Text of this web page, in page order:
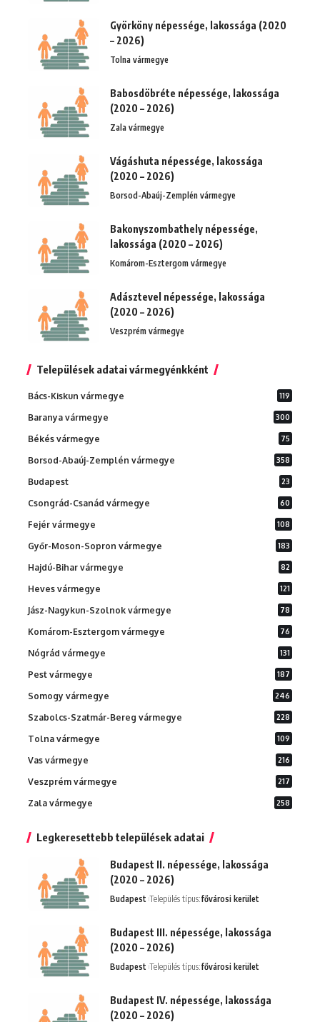
Györköny népessége, lakossága (2020
– 2026)
Tolna vármegye
Babosdöbréte népessége, lakossága
(2020 – 2026)
Zala vármegye
Vágáshuta népessége, lakossága
(2020 – 2026)
Borsod-Abaúj-Zemplén vármegye
Bakonyszombathely népessége,
lakossága (2020 – 2026)
Komárom-Esztergom vármegye
Adásztevel népessége, lakossága
(2020 – 2026)
Veszprém vármegye
Települések adatai vármegyénkként
Bács-Kiskun vármegye 119
Baranya vármegye 300
Békés vármegye 75
Borsod-Abaúj-Zemplén vármegye 358
Budapest 23
Csongrád-Csanád vármegye 60
Fejér vármegye 108
Győr-Moson-Sopron vármegye 183
Hajdú-Bihar vármegye 82
Heves vármegye 121
Jász-Nagykun-Szolnok vármegye 78
Komárom-Esztergom vármegye 76
Nógrád vármegye 131
Pest vármegye 187
Somogy vármegye 246
Szabolcs-Szatmár-Bereg vármegye 228
Tolna vármegye 109
Vas vármegye 216
Veszprém vármegye 217
Zala vármegye 258
Legkeresettebb települések adatai
Budapest II. népessége, lakossága
(2020 – 2026)
Budapest Település típus:fővárosi kerület
Budapest III. népessége, lakossága
(2020 – 2026)
Budapest Település típus:fővárosi kerület
Budapest IV. népessége, lakossága
(2020 – 2026)